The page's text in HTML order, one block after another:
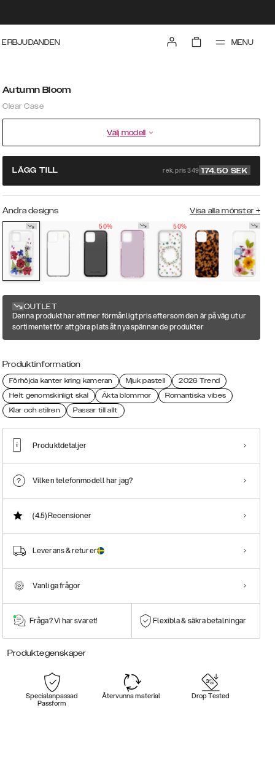
ERBJUDANDEN MENU
Autumn Bloom
Clear Case
Välj modell
LÄGG TILL rek. pris 349 174.50 SEK
Andra designs Visa alla mönster +
50%
50%
OUTLET
Denna produkt har ett mer förmånligt pris eftersom den är på väg ut ur
sortimentet för att göra plats åt nya spännande produkter
Produktinformation
Förhöjda kanter kring kameran Mjuk pastell
2026 Trend
Helt genomskinligt skal
Äkta blommor
Romantiska vibes
Klar och stilren
Passar till allt
Produktdetaljer
Vilken telefonmodell har jag?
(4.5)Recensioner
Leverans & returer
Vanliga frågor
Fråga? Vi har svaret! Flexibla & säkra betalningar
Produktegenskaper
Specialanpassad
Passform
Återvunna material Drop Tested